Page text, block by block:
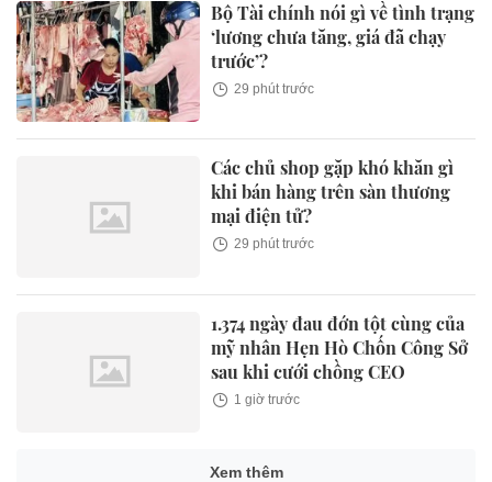
Bộ Tài chính nói gì về tình trạng
‘lương chưa tăng, giá đã chạy
trước’?
29 phút trước
Các chủ shop gặp khó khăn gì
khi bán hàng trên sàn thương
mại điện tử?
29 phút trước
1.374 ngày đau đớn tột cùng của
mỹ nhân Hẹn Hò Chốn Công Sở
sau khi cưới chồng CEO
1 giờ trước
Xem thêm